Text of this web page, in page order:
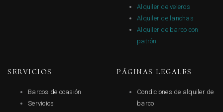
Alquiler de veleros
Alquiler de lanchas
Alquiler de barco con
patrón
SERVICIOS
Barcos de ocasión
Servicios
PÁGINAS LEGALES
Condiciones de alquiler de
barco